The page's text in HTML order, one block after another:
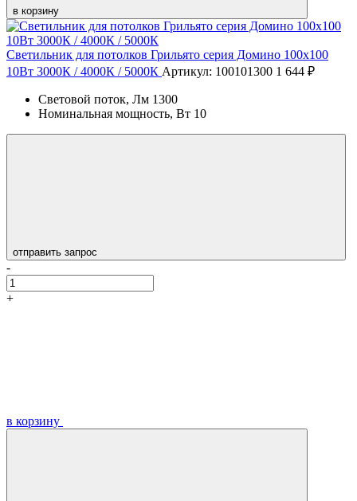
в корзину
Светильник для потолков Грильято серия Домино 100х100
10Вт 3000К / 4000К / 5000К Артикул: 100101300 1 644 ₽
Световой поток, Лм 1300
Номинальная мощность, Вт 10
отправить запрос
-
+
в корзину